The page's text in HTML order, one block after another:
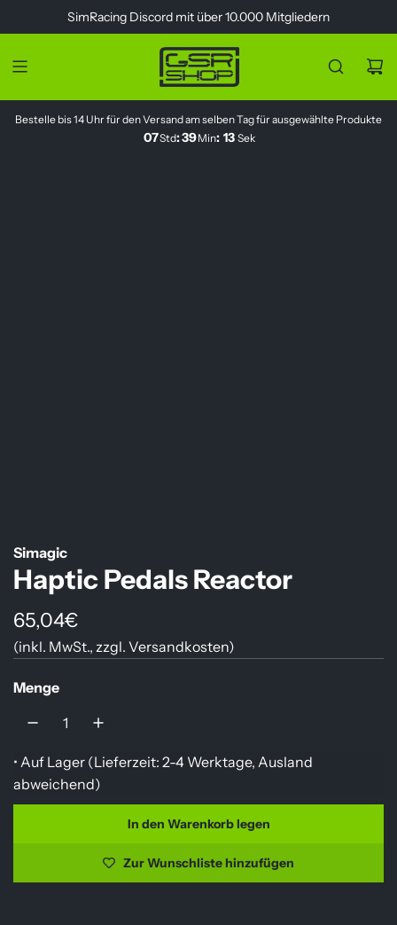
SimRacing Discord mit über 10.000 Mitgliedern
Bestelle bis 14 Uhr für den Versand am selben Tag für ausgewählte Produkte
07Std:39Min: 13 Sek
Simagic
Haptic Pedals Reactor
R
e
g
ä
r
65,04€
(inkl. MwSt., zzgl. Versandkosten)
Menge
• Auf Lager (Lieferzeit: 2-4 Werktage, Ausland
abweichend)
In den Warenkorb legen
L
d
Zur Wunschliste hinzufügen